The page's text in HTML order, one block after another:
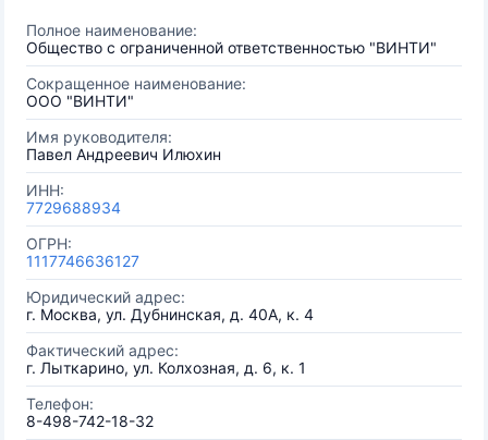
Полное наименование:
Общество с ограниченной ответственностью "ВИНТИ"
Сокращенное наименование:
ООО "ВИНТИ"
Имя руководителя:
Павел Андреевич Илюхин
ИНН:
7729688934
ОГРН:
1117746636127
Юридический адрес:
г. Москва, ул. Дубнинская, д. 40А, к. 4
Фактический адрес:
г. Лыткарино, ул. Колхозная, д. 6, к. 1
Телефон:
8-498-742-18-32